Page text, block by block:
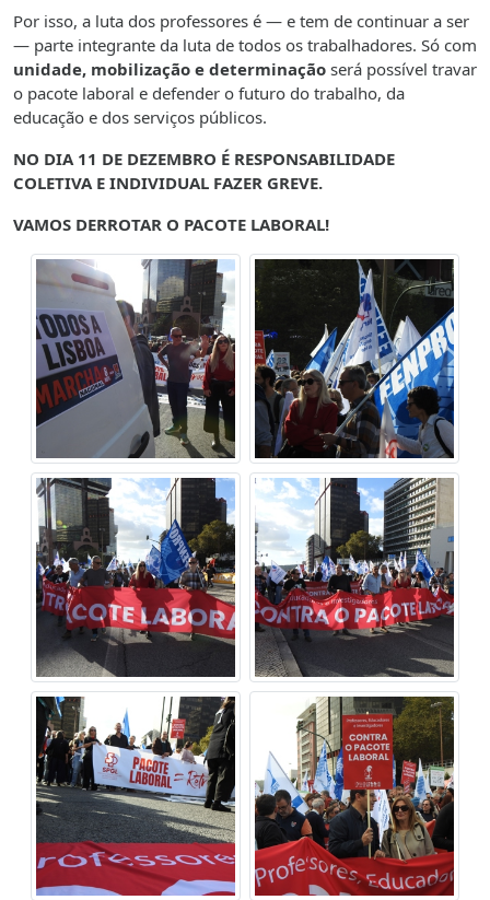
Por isso, a luta dos professores é — e tem de continuar a ser
— parte integrante da luta de todos os trabalhadores. Só com
unidade, mobilização e determinação será possível travar
o pacote laboral e defender o futuro do trabalho, da
educação e dos serviços públicos.
NO DIA 11 DE DEZEMBRO É RESPONSABILIDADE
COLETIVA E INDIVIDUAL FAZER GREVE.
VAMOS DERROTAR O PACOTE LABORAL!